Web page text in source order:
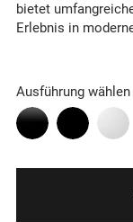
bietet
Erlebnis in
Ausführung wählen